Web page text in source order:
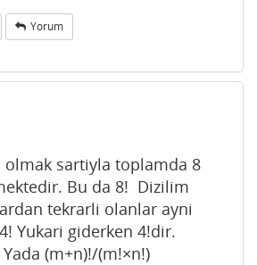
Yorum
olmak sartiyla toplamda 8
Bu da 8! Dizilim
tekrarli olanlar ayni
Yukari giderken 4!dir.
(m+n)!/(m!×n!)